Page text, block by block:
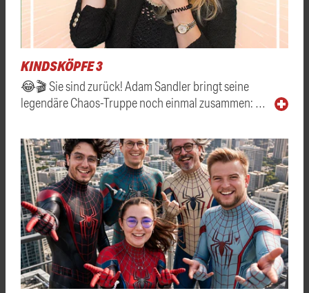
KINDSKÖPFE 3
😂🎬 Sie sind zurück! Adam Sandler bringt seine
legendäre Chaos-Truppe noch einmal zusammen: …